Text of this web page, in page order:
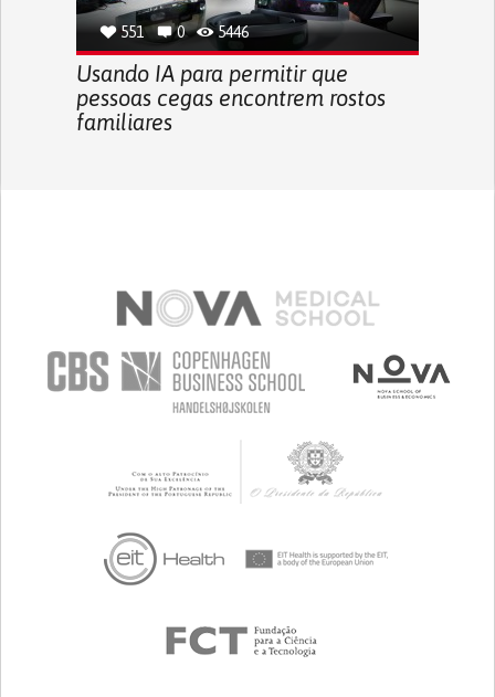
551 0 5446
Usando IA para permitir que
pessoas cegas encontrem rostos
familiares